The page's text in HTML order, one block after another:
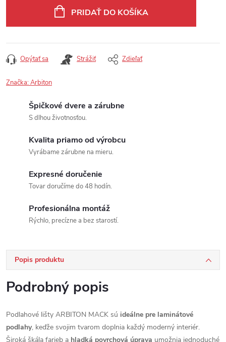
PRIDAŤ DO KOŠÍKA
Opýtať sa Strážiť Zdieľať
Značka:Arbiton
Špičkové dvere a zárubne
S dlhou životnosťou.
Kvalita priamo od výrobcu
Vyrábame zárubne na mieru.
Expresné doručenie
Tovar doručíme do 48 hodín.
Profesionálna montáž
Rýchlo, precízne a bez starostí.
Popis produktu
Podrobný popis
Podlahové lišty ARBITON MACK sú ideálne pre laminátové
podlahy, keďže svojim tvarom doplnia každý moderný interiér.
Široká škála farieb a hladká povrchová úprava umožnia jednoduché